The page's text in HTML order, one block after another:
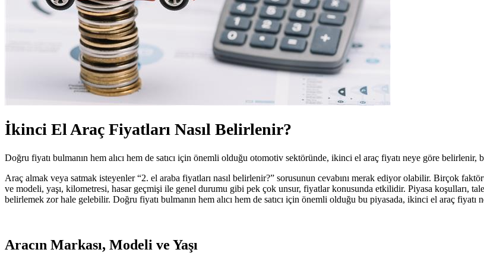
İkinci El Araç Fiyatları Nasıl Belirlenir?
Doğru fiyatı bulmanın hem alıcı hem de satıcı için önemli olduğu otomotiv sektöründe, ikinci el araç fiyatı neye göre belirlenir,
Araç almak veya satmak isteyenler “2. el araba fiyatları nasıl belirlenir?” sorusunun cevabını merak ediyor olabilir. Birçok
ve modeli, yaşı, kilometresi, hasar geçmişi ile genel durumu gibi pek çok unsur, fiyatlar konusunda etkilidir. Piyasa koşulları,
belirlemek zor hale gelebilir. Doğru fiyatı bulmanın hem alıcı hem de satıcı için önemli olduğu bu piyasada, ikinci el araç fiyatı
Aracın Markası, Modeli ve Yaşı